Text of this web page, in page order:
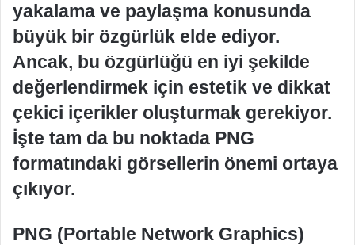
yakalama ve paylaşma konusunda
büyük bir özgürlük elde ediyor.
Ancak, bu özgürlüğü en iyi şekilde
değerlendirmek için estetik ve dikkat
çekici içerikler oluşturmak gerekiyor.
İşte tam da bu noktada PNG
formatındaki görsellerin önemi ortaya
çıkıyor.
PNG (Portable Network Graphics)